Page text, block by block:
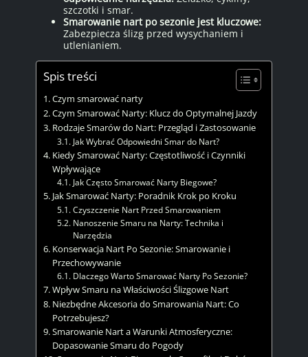
szczotki i smar.
Smarowanie nart po sezonie jest kluczowe:
Zabezpiecza ślizg przed wysychaniem i
utlenianiem.
Spis treści
Czym smarować narty
Czym Smarować Narty: Klucz do Optymalnej Jazdy
Rodzaje Smarów do Nart: Przegląd i Zastosowanie
Jak Wybrać Odpowiedni Smar do Nart?
Kiedy Smarować Narty: Częstotliwość i Czynniki
Wpływające
Jak Często Smarować Narty Biegowe?
Jak Smarować Narty: Poradnik Krok po Kroku
Czyszczenie Nart Przed Smarowaniem
Nanoszenie Smaru na Narty: Technika i
Narzędzia
Konserwacja Nart Po Sezonie: Smarowanie i
Przechowywanie
Dlaczego Warto Smarować Narty Po Sezonie?
Wpływ Smaru na Właściwości Ślizgowe Nart
Niezbędne Akcesoria do Smarowania Nart: Co
Potrzebujesz?
Smarowanie Nart a Warunki Atmosferyczne:
Dopasowanie Smaru do Pogody